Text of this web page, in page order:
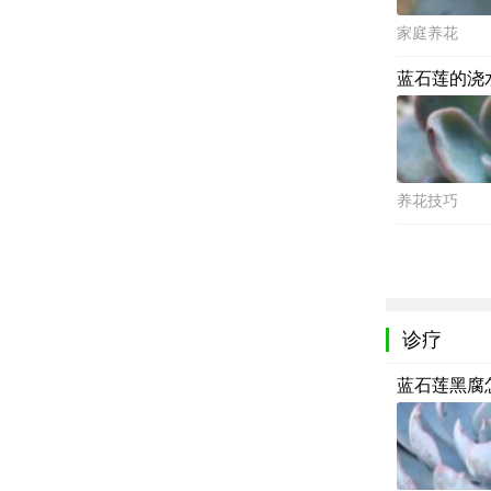
家庭养花
蓝石莲的浇
养花技巧
诊疗
蓝石莲黑腐